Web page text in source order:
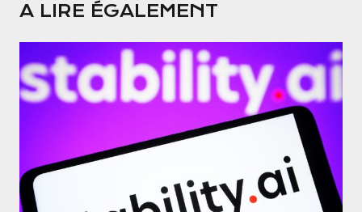
A LIRE ÉGALEMENT